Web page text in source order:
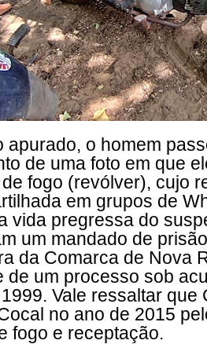
apurado, o homem
de uma foto em que
fogo (revólver), cujo
em grupos de
vida pregressa do
um mandado de
da Comarca de Nova
de um processo sob
Vale ressaltar que
no ano de 2015
fogo e receptação.